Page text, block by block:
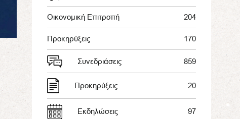
Οικονομική Επιτροπή 204
Προκηρύξεις 170
Συνεδριάσεις 859
Προκηρύξεις 20
Εκδηλώσεις 97